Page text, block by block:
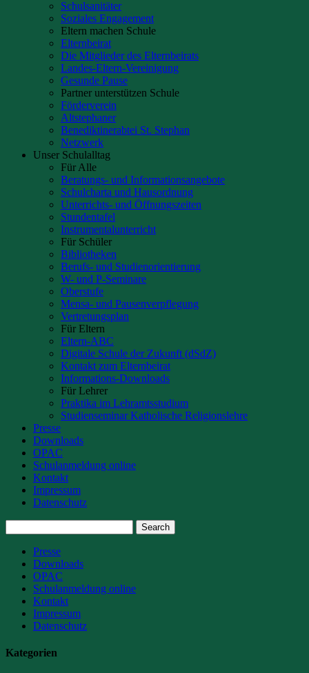
Schulsanitäter
Soziales Engagement
Eltern machen Schule
Elternbeirat
Die Mitglieder des Elternbeirats
Landes-Eltern-Vereinigung
Gesunde Pause
Partner unterstützen Schule
Förderverein
Altstephaner
Benediktinerabtei St. Stephan
Netzwerk
Unser Schulalltag
Für Alle
Beratungs- und Informationsangebote
Schulcharta und Hausordnung
Unterrichts- und Öffnungszeiten
Stundentafel
Instrumentalunterricht
Für Schüler
Bibliotheken
Berufs- und Studienorientierung
W- und P-Seminare
Oberstufe
Mensa- und Pausenverpflegung
Vertretungsplan
Für Eltern
Eltern-ABC
Digitale Schule der Zukunft (dSdZ)
Kontakt zum Elternbeirat
Informations-Downloads
Für Lehrer
Praktika im Lehramtsstudium
Studienseminar Katholische Religionslehre
Presse
Downloads
OPAC
Schulanmeldung online
Kontakt
Impressum
Datenschutz
Presse
Downloads
OPAC
Schulanmeldung online
Kontakt
Impressum
Datenschutz
Kategorien